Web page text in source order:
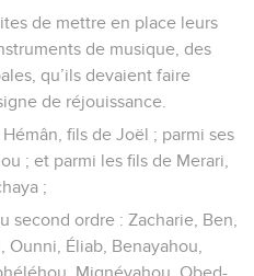
de mettre en place leurs
de musique, des
qu’ils devaient faire
de réjouissance.
fils de Joël ; parmi ses
; et parmi les fils de Merari,
;
second ordre : Zacharie, Ben,
Éliab, Benayahou,
Miqnéyahou, Obed-